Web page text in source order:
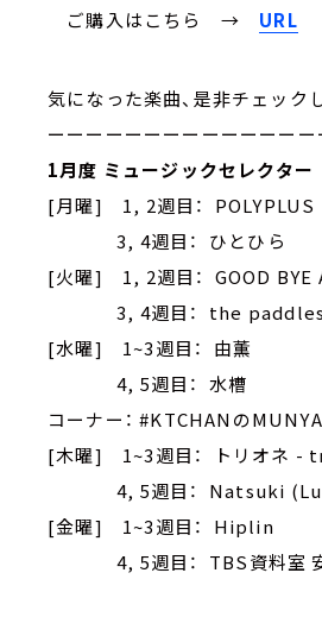
ご購入はこちら → URL
気になった楽曲、是非チェック
ーーーーーーーーーーーーー
1月度 ミュージックセレクター
[月曜] 1, 2週目： POLYPLUS
3, 4週目： ひとひら
[火曜] 1, 2週目： GOOD BYE
3, 4週目： the paddles
[水曜] 1~3週目： 由薫
4, 5週目： 水槽
コーナー： #KTCHANの
[木曜] 1~3週目： トリオネ -
4, 5週目： Natsuki
[金曜] 1~3週目： Hiplin
4, 5週目： TBS資料室